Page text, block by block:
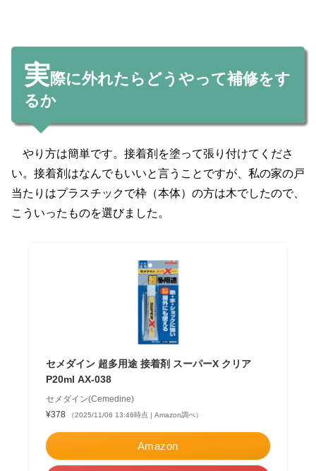
実際に外れたらどうやって補修をす
るか
やり方は簡単です。接着剤を塗って張り付けてくださ
い。接着剤はなんでもいいと言うことですが、私の家の戸
当たりはプラスチックで枠（本体）の方は木でしたので、
こういったものを選びました。
セメダイン 超多用途 接着剤 スーパーX クリア
P20ml AX-038
セメダイン(Cemedine)
¥378
（2025/11/06 13:46時点 | Amazon調べ）
Amazon